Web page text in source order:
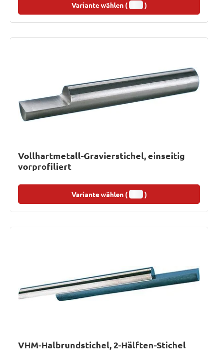
Variante wählen ( )
Vollhartmetall-Gravierstichel, einseitig
vorprofiliert
Variante wählen ( )
VHM-Halbrundstichel, 2-Hälften-Stichel